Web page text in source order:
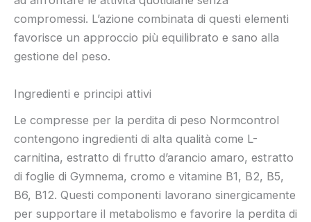
compromessi. L’azione combinata di questi elementi
favorisce un approccio più equilibrato e sano alla
gestione del peso.
Ingredienti e principi attivi
Le compresse per la perdita di peso Normcontrol
contengono ingredienti di alta qualità come L-
carnitina, estratto di frutto d’arancio amaro, estratto
di foglie di Gymnema, cromo e vitamine B1, B2, B5,
B6, B12. Questi componenti lavorano sinergicamente
per supportare il metabolismo e favorire la perdita di